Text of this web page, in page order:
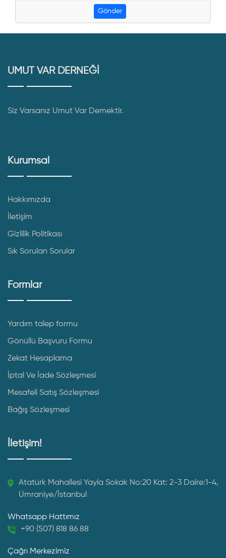
UMUT VAR DERNEĞİ
Siz Varsanız Umut Var Demektir.
Kurumsal
Hakkımızda
İletişim
Gizlilik Politikası
Sık Sorulan Sorular
Formlar
Yardım talep formu
Gönüllü Başvuru Formu
Zekat Hesaplama
İptal Ve İade Sözleşmesi
Mesafeli Satış Sözleşmesi
Bağış Sözleşmesi
İletişim!
Atatürk Mahallesi Yayla Sokak No:20 Kat: 2-3 Daire:1-4,
Ümraniye/İstanbul
Whatsapp Hattımız
+90 (507) 818 86 88
Çağrı Merkezimiz